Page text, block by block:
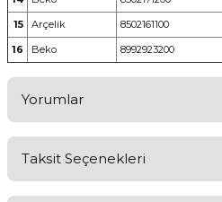
15
Arçelik 8502161100
16
Beko 8992923200
Yorumlar
Taksit Seçenekleri